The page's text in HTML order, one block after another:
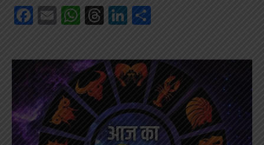
Facebook
EmailWhatsApp
Threads
LinkedIn